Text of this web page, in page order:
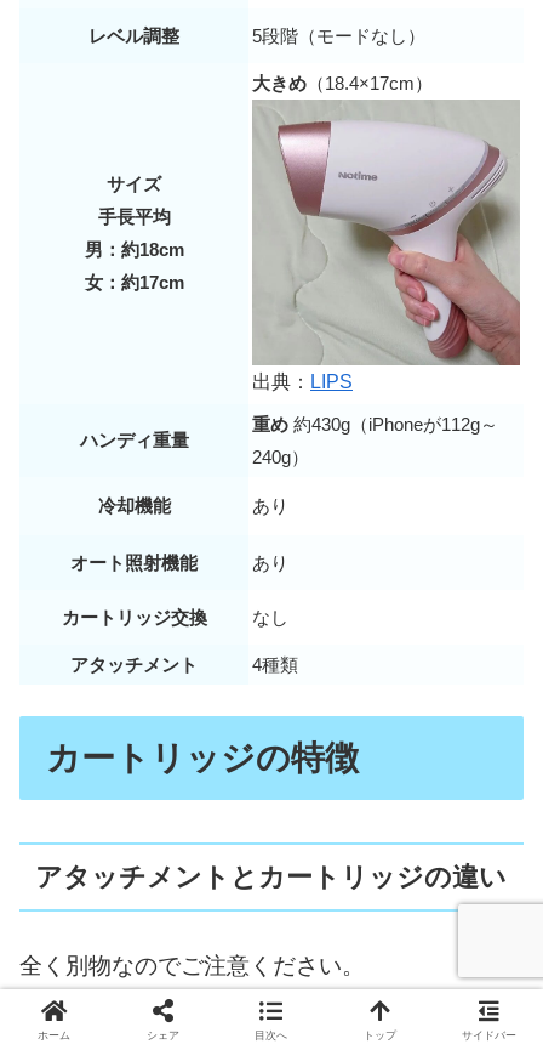
レベル調整 5段階（モードなし）
サイズ
手長平均
男：約18cm
女：約17cm
大きめ （18.4×17cm）
出典： LIPS
ハンディ重量
重め 約430g（iPhoneが112g～
240g）
冷却機能 あり
オート照射機能 あり
カートリッジ交換 なし
アタッチメント 4種類
カートリッジの特徴
アタッチメントとカートリッジの違い
全く別物なのでご注意ください。
アタッチメント：光らない（フィルターの
ホーム シェア 目次へ トップ サイドバー